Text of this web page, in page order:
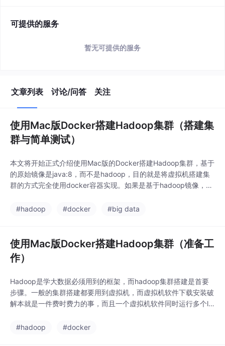
可提供的服务
暂无可提供的服务
文章列表 讨论/问答 关注
使用Mac版Docker搭建Hadoop集群（搭建集
群与简单测试）
本文将开始正式介绍使用Mac版的Docker搭建Hadoop集群，基于
的原始镜像是java:8，而不是hadoop，目的就是将虚拟机搭建集
群的方式完全使用docker容器实现。如果是基于hadoop镜像，步
群部署。前一篇文章已经做好了准备工作，接下来的工作主要是修
#hadoop #docker #big data
使用Mac版Docker搭建Hadoop集群（准备工
作）
Hadoop是学大数据必须用到的框架，而hadoop集群搭建是首要
步骤。一般的集群搭建都要用到虚拟机，而虚拟机软件下载安装破
解本就是一件费时费力的事，而且一个虚拟机软件同时运行多个lin
adoop集群，模拟真实生产场景中的多个节点。首先hadoop框架
#hadoop #docker